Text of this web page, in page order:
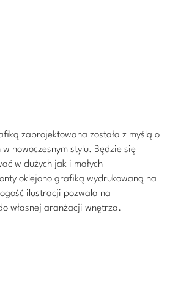
zaprojektowana została z myślą o
nowoczesnym stylu. Będzie się
w dużych jak i małych
oklejono grafiką wydrukowaną na
ilustracji pozwala na
własnej aranżacji wnętrza.